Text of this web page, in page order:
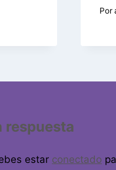
Por
respuesta
estar conectado